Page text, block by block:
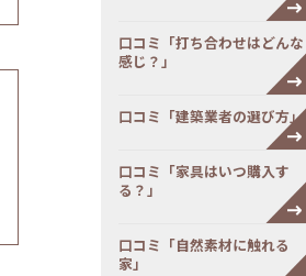
口コミ「打ち合わせはどんな
感じ？」
口コミ「建築業者の選び方」
口コミ「家具はいつ購入す
る？」
口コミ「自然素材に触れる
家」